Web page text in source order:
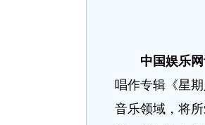
中国娱乐
唱作专辑《星
音乐领域，将